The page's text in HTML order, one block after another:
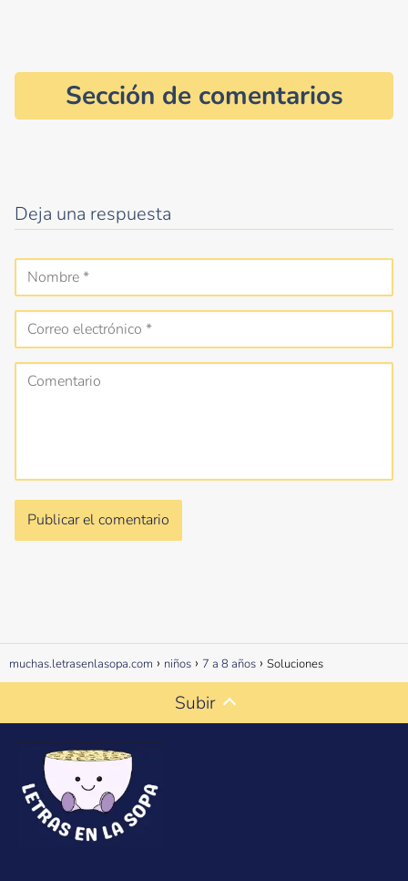
Sección de comentarios
Deja una respuesta
muchas.letrasenlasopa.com niños 7 a 8 años Soluciones
Subir